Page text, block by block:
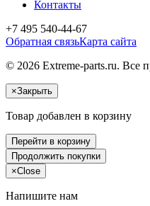
Контакты
+7 495 540-44-67
Обратная связьКарта сайта
© 2026 Extreme-parts.ru. Все
×Закрыть
Товар добавлен в корзину
Перейти в корзину
Продолжить покупки
×Close
Напишите нам